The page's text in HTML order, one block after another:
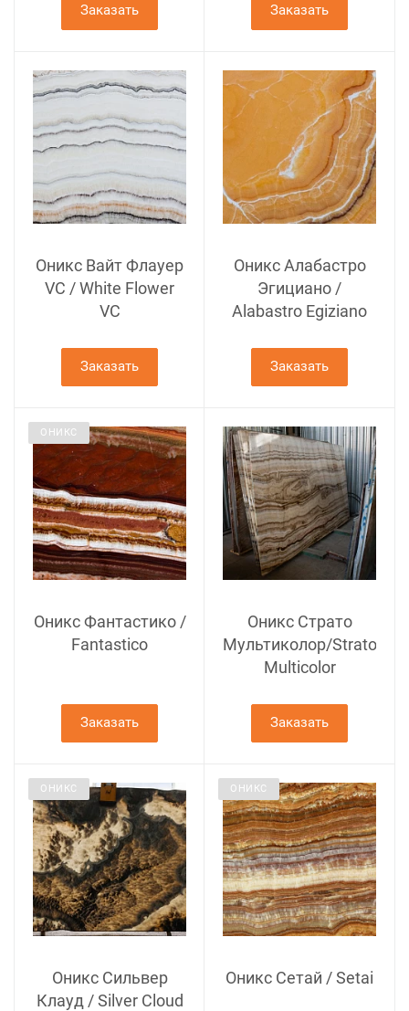
Заказать Заказать
Оникс Вайт Флауер
VC / White Flower
VС
Заказать
Оникс Алабастро
Эгициано /
Alabastro Egiziano
Заказать
ОНИКС
Оникс Фантастико /
Fantastico
Заказать
Оникс Страто
Мультиколор/Strato
Multicolor
Заказать
ОНИКС
Оникс Сильвер
Клауд / Silver Cloud
ОНИКС
Оникс Сетай / Setai